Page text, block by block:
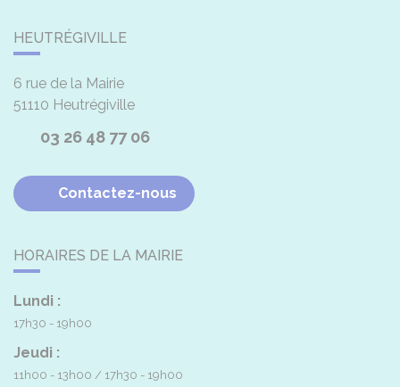
HEUTRÉGIVILLE
6 rue de la Mairie
51110 Heutrégiville
03 26 48 77 06
Contactez-nous
HORAIRES DE LA MAIRIE
Lundi :
17h30 - 19h00
Jeudi :
11h00 - 13h00 17h30 - 19h00